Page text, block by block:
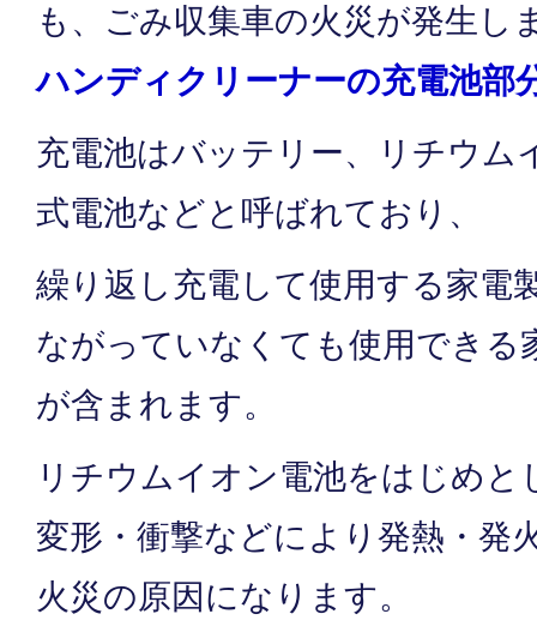
も、ごみ収集車の火災が発生し
ハンディクリーナーの充電池部
充電池はバッテリー、リチウム
式電池などと呼ばれており、
繰り返し充電して使用する家電
ながっていなくても使用できる
が含まれます。
リチウムイオン電池をはじめと
変形・衝撃などにより発熱・発
火災の原因になります。